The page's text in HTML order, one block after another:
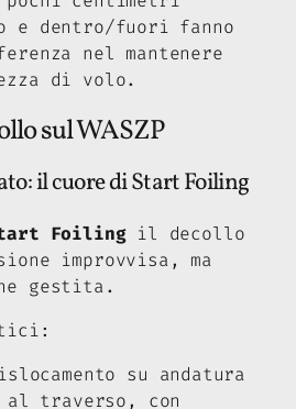
e dentro/fuori fanno
nel mantenere
di volo.
sul WASZP
il cuore di Start Foiling
Foilingil decollo
improvvisa, ma
gestita.
su andatura
al traverso, con